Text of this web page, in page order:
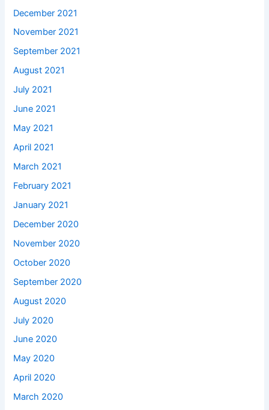
December 2021
November 2021
September 2021
August 2021
July 2021
June 2021
May 2021
April 2021
March 2021
February 2021
January 2021
December 2020
November 2020
October 2020
September 2020
August 2020
July 2020
June 2020
May 2020
April 2020
March 2020